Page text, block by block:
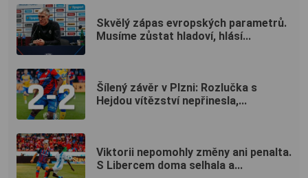
Skvělý zápas evropských parametrů.
Musíme zůstat hladoví, hlásí...
Šílený závěr v Plzni: Rozlučka s
Hejdou vítězství nepřinesla,...
Viktorii nepomohly změny ani penalta.
S Libercem doma selhala a...